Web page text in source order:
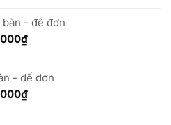
80,000₫
đến
270,000₫
- đế đơn
₫Khoảng
80,000₫
đến
270,000₫
- đế đơn
₫Khoảng